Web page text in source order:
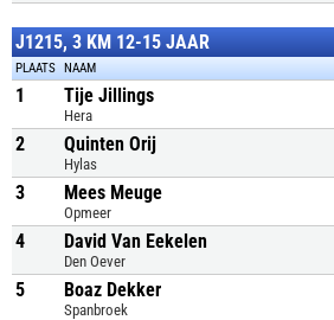
J1215, 3 KM 12-15 JAAR
PLAATS NAAM
1 Tije Jillings
Hera
2 Quinten Orij
Hylas
3 Mees Meuge
Opmeer
4 David Van Eekelen
Den Oever
5 Boaz Dekker
Spanbroek